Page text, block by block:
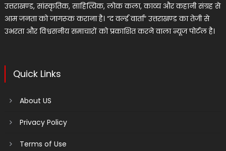
उत्तराखण्ड, सांस्कृतिक, साहित्यिक, लोक कला, काव्य और कहानी संग्रह से
आम जनता को जागरूक कराना है। “द वर्ल्ड वार्ता” उत्तराखण्ड का तेजी से
उभरता और विश्वसनीय समाचारों को प्रकाशित करने वाला न्यूज पोर्टल है।
Quick Links
About US
Privacy Policy
Terms of Use